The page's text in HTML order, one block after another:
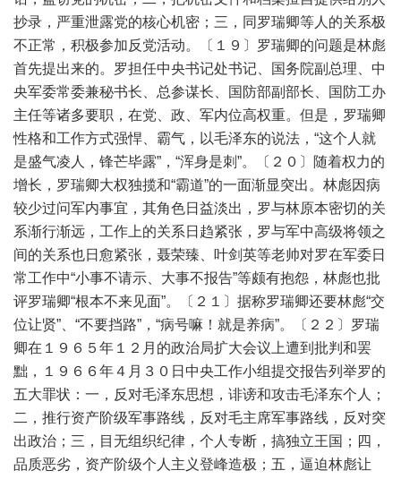
抄录，严重泄露党的核心机密；三，同罗瑞卿等人的关系极
不正常，积极参加反党活动。〔１９〕罗瑞卿的问题是林彪
首先提出来的。罗担任中央书记处书记、国务院副总理、中
央军委常委兼秘书长、总参谋长、国防部副部长、国防工办
主任等诸多要职，在党、政、军内位高权重。但是，罗瑞卿
性格和工作方式强悍、霸气，以毛泽东的说法，“这个人就
是盛气凌人，锋芒毕露”，“浑身是刺”。〔２０〕随着权力的
增长，罗瑞卿大权独揽和“霸道”的一面渐显突出。林彪因病
较少过问军内事宜，其角色日益淡出，罗与林原本密切的关
系渐行渐远，工作上的关系日趋紧张，罗与军中高级将领之
间的关系也日愈紧张，聂荣臻、叶剑英等老帅对罗在军委日
常工作中“小事不请示、大事不报告”等颇有抱怨，林彪也批
评罗瑞卿“根本不来见面”。〔２１〕据称罗瑞卿还要林彪“交
位让贤”、“不要挡路”，“病号嘛！就是养病”。〔２２〕罗瑞
卿在１９６５年１２月的政治局扩大会议上遭到批判和罢
黜，１９６６年４月３０日中央工作小组提交报告列举罗的
五大罪状：一，反对毛泽东思想，诽谤和攻击毛泽东个人；
二，推行资产阶级军事路线，反对毛主席军事路线，反对突
出政治；三，目无组织纪律，个人专断，搞独立王国；四，
品质恶劣，资产阶级个人主义登峰造极；五，逼迫林彪让